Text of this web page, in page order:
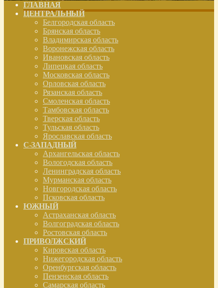
ГЛАВНАЯ
ЦЕНТРАЛЬНЫЙ
Белгородская область
Брянская область
Владимирская область
Воронежская область
Ивановская область
Липецкая область
Московская область
Орловская область
Рязанская область
Смоленская область
Тамбовская область
Тверская область
Тульская область
Ярославская область
С-ЗАПАДНЫЙ
Архангельская область
Вологодская область
Ленинградская область
Мурманская область
Новгородская область
Псковская область
ЮЖНЫЙ
Астраханская область
Волгоградская область
Ростовская область
ПРИВОЛЖСКИЙ
Кировская область
Нижегородская область
Оренбургская область
Пензенская область
Самарская область